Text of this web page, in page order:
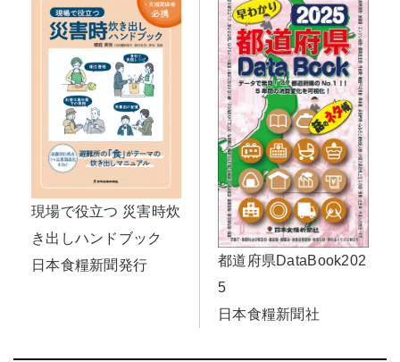
現場で役立つ 災害時炊
き出しハンドブック
日本食糧新聞発行
都道府県DataBook202
5
日本食糧新聞社